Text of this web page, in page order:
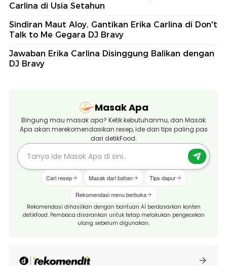
Carlina di Usia Setahun
Sindiran Maut Aloy, Gantikan Erika Carlina di Don't
Talk to Me Gegara DJ Bravy
Jawaban Erika Carlina Disinggung Balikan dengan
DJ Bravy
Masak Apa
Bingung mau masak apa? Ketik kebutuhanmu, dan Masak
Apa akan merekomendasikan resep, ide dan tips paling pas
dari detikFood.
Cari resep Masak dari bahan Tips dapur
Rekomendasi menu berbuka
Rekomendasi dihasilkan dengan bantuan AI berdasarkan konten
detikFood. Pembaca disarankan untuk tetap melakukan pengecekan
ulang sebelum digunakan.